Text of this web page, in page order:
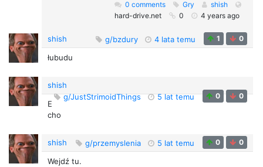
0 comments Gry
shish
hard-drive.net
0 4 years ago
shish g/bzdury 4 lata temu 1 0
łubudu
shish
g/JustStrimoidThings
5 lat temu 0 0
E
cho
shish g/przemyslenia 5 lat temu 0 0
Wejdź tu.